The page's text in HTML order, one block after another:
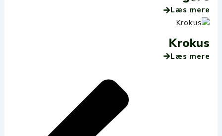
Læs mere
Krokus
Læs mere